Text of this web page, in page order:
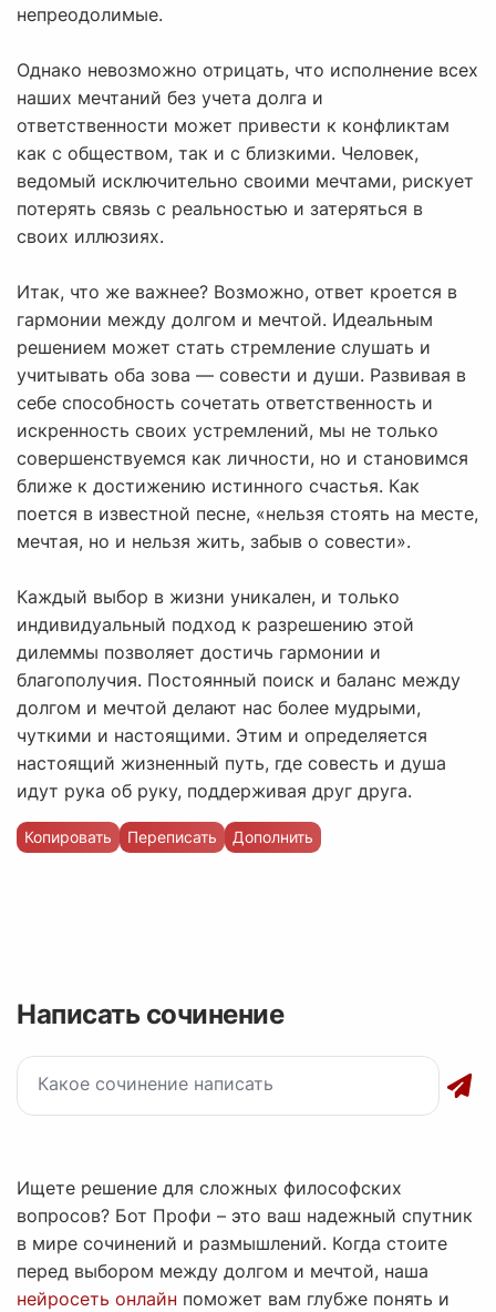
непреодолимые.
Однако невозможно отрицать, что исполнение всех
наших мечтаний без учета долга и
ответственности может привести к конфликтам
как с обществом, так и с близкими. Человек,
ведомый исключительно своими мечтами, рискует
потерять связь с реальностью и затеряться в
своих иллюзиях.
Итак, что же важнее? Возможно, ответ кроется в
гармонии между долгом и мечтой. Идеальным
решением может стать стремление слушать и
учитывать оба зова — совести и души. Развивая в
себе способность сочетать ответственность и
искренность своих устремлений, мы не только
совершенствуемся как личности, но и становимся
ближе к достижению истинного счастья. Как
поется в известной песне, «нельзя стоять на месте,
мечтая, но и нельзя жить, забыв о совести».
Каждый выбор в жизни уникален, и только
индивидуальный подход к разрешению этой
дилеммы позволяет достичь гармонии и
благополучия. Постоянный поиск и баланс между
долгом и мечтой делают нас более мудрыми,
чуткими и настоящими. Этим и определяется
настоящий жизненный путь, где совесть и душа
идут рука об руку, поддерживая друг друга.
Копировать Переписать Дополнить
Написать сочинение
Ищете решение для сложных философских
вопросов? Бот Профи – это ваш надежный спутник
в мире сочинений и размышлений. Когда стоите
перед выбором между долгом и мечтой, наша
нейросеть онлайн поможет вам глубже понять и